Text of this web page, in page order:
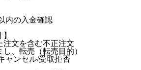
内の入金確認
注文を含む不正注文
し、転売（転売目的）
ャンセル/受取拒否